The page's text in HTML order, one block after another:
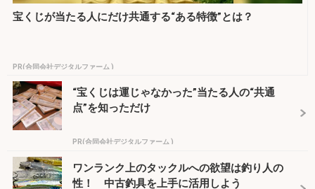
宝くじが当たる人にだけ共通する“ある特徴”とは？
PR(合同会社デジタルファーム )
“宝くじは運じゃなかった”当たる人の“共通
点”を知っただけ
PR(合同会社デジタルファーム )
ワンランク上のタックルへの欲望は釣り人の
性！ 中古釣具を上手に活用しよう